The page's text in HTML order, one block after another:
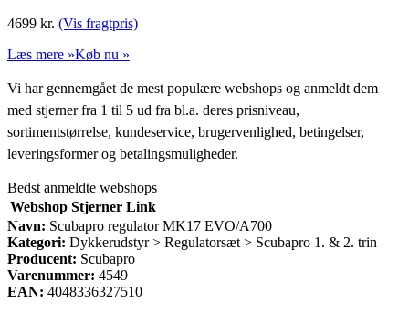
4699 kr. (Vis fragtpris)
Læs mere »Køb nu »
Vi har gennemgået de mest populære webshops og anmeldt dem
med stjerner fra 1 til 5 ud fra bl.a. deres prisniveau,
sortimentstørrelse, kundeservice, brugervenlighed, betingelser,
leveringsformer og betalingsmuligheder.
Bedst anmeldte webshops
Webshop Stjerner Link
Navn: Scubapro regulator MK17 EVO/A700
Kategori: Dykkerudstyr > Regulatorsæt > Scubapro 1. & 2. trin
Producent: Scubapro
Varenummer: 4549
EAN: 4048336327510